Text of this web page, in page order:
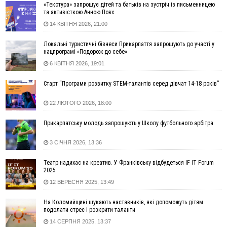
13:30
ФОТО На Надрічній тривають останні приготування до
12:57
У Франківську зафіксували найбільшу спеку за всю історію
спостережень
12:24
Лікування наркоманії Київ: чому важливо розпочати
терапію якомога раніше
тисяч гривень у валюті, засудили до 5 років
11:50
Податкова передасть в Міноборони для "Оберегу" дані про
чоловіків 18–60 років
11:20
Водійка, яку на Сухомлинського побив інший керманич,
відмовилася від обвинувачення — справу закрили
10:45
У Франківську, Коломиї, Долині та Яремче 6 серпня
10:02
Змушував надсилати інтимні фото: на Прикарпатті
затримали підозрюваного у розбещенні малолітньої
09:22
АМКУ розпочав справу проти Гвіздецької селищної ради
через різні ставки земельного податку
08:54
Синоптики попереджають про значний дощ на Прикарпатті
до кінця п'ятниці
«Текстура» запрошує дітей та батьків на зустріч із письменницею
та активісткою Анною Повх
14 КВІТНЯ 2026, 21:00
Локальні туристичні бізнеси Прикарпаття запрошують до участі у
нацпрограмі «Подорож до себе»
6 КВІТНЯ 2026, 19:01
Старт “Програми розвитку STEM-талантів серед дівчат 14-18 років”
22 ЛЮТОГО 2026, 18:00
Прикарпатську молодь запрошують у Школу футбольного арбітра
3 СІЧНЯ 2026, 13:36
Театр надихає на креатив. У Франківську відбудеться IF IT Forum
2025
12 ВЕРЕСНЯ 2025, 13:49
На Коломийщині шукають наставників, які допоможуть дітям
подолати стрес і розкрити таланти
14 СЕРПНЯ 2025, 13:37